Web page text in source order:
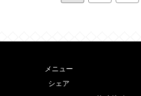
メニュー
シェア